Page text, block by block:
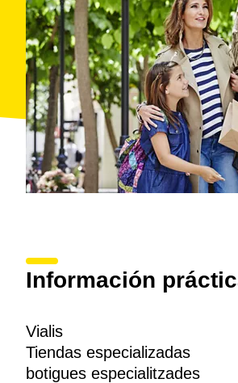
Información
Vialis
Tiendas especializadas
botigues especialitzades